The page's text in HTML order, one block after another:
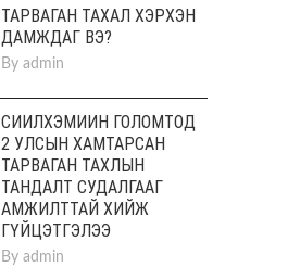
ТАРВАГАН ТАХАЛ ХЭРХЭН
ДАМЖДАГ ВЭ?
By admin
СИЙЛХЭМИЙН ГОЛОМТОД
2 УЛСЫН ХАМТАРСАН
ТАРВАГАН ТАХЛЫН
ТАНДАЛТ СУДАЛГААГ
АМЖИЛТТАЙ ХИЙЖ
ГҮЙЦЭТГЭЛЭЭ
By admin